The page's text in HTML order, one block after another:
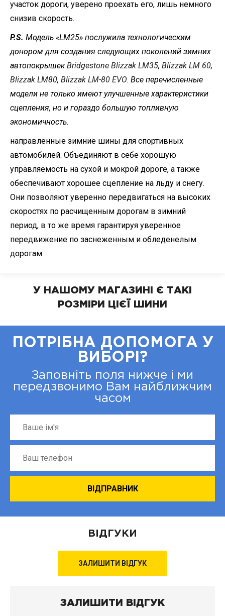
участок дороги, уверено проехать его, лишь немного
снизив скорость.
P.S. Модель «LM25» послужила технологическим
донором для создания следующих поколений зимних
автопокрышекBridgestone Blizzak LM35, Blizzak LM 60,
Blizzak LM80, Blizzak LM-80 EVO. Все перечисленные
модели не только имеют улучшенные характеристики
сцепления, но и гораздо большую топливную
экономичность.
направленные зимние шины для спортивных
автомобилей. Объединяют в себе хорошую
управляемость на сухой и мокрой дороге, а также
обеспечивают хорошее сцепление на льду и снегу.
Они позволяют уверенно передвигаться на высоких
скоростях по расчищенным дорогам в зимний
период, в то же время гарантируя уверенное
передвижение по заснеженным и обледенелым
дорогам.
У НАШОМУ МАГАЗИНІ Є ТАКІ
РОЗМІРИ ЦІЄЇ ШИНИ
ПОТРІБНА ДОПОМОГА У
ВИБОРІ?
Заповніть поля нижче і ми
передзвонимо Вам найближчим
часом
ВІДГУКИ
ЗАЛИШИТИ ВІДГУК
ЗАЛИШИТИ ВІДГУК